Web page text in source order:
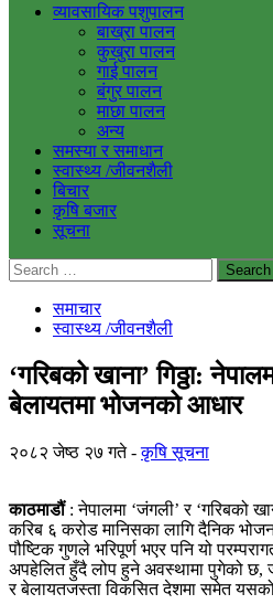
व्यावसायिक पशुपालन
बाख्रा पालन
कुखुरा पालन
गाई पालन
बंगुर पालन
माछा पालन
अन्य
समस्या र समाधान
स्वास्थ्य /जीवनशैली
बिचार
कृषि बजार
सूचना
Search
for:
समाचार
स्वास्थ्य /जीवनशैली
‘गरिबको खाना’ गिठ्ठा:
बेलायतमा भोजनको आधार
२०८२ जेष्ठ २७ गते कृषि सूचना
काठमाडौं: नेपालमा ‘जंगली’ र ‘गरिबको
करिब ६ करोड मानिसका लागि दैनिक
पौष्टिक गुणले भरिपूर्ण भएर पनि यो
अपहेलित हुँदै लोप हुने अवस्थामा पुगेको छ,
र बेलायतजस्ता विकसित देशमा समेत